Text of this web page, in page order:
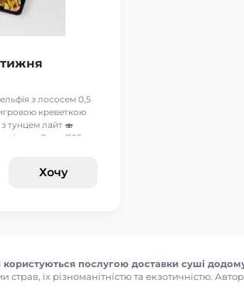
з лососем 0,5
креветкою
тунцем лайт 🍣
Вага: 1105 г
☝🏻
Хочу
послугою доставки суші
їх різноманітністю та екзотичністю.